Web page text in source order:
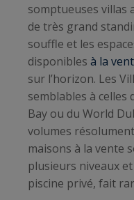
somptueuses villas
de très grand
souffle et les
disponibles à la
sur l’horizon. Les
semblables à celles
Bay ou du World
volumes
maisons à la vente
plusieurs niveaux
piscine privé, fait